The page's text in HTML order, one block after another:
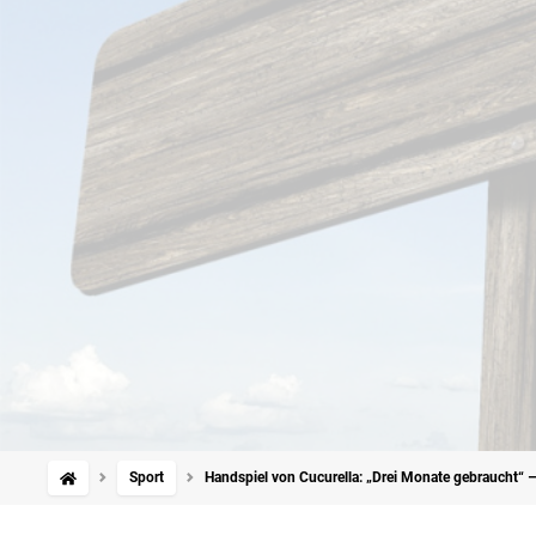
Sport Handspiel von Cucurella: „Drei Monate